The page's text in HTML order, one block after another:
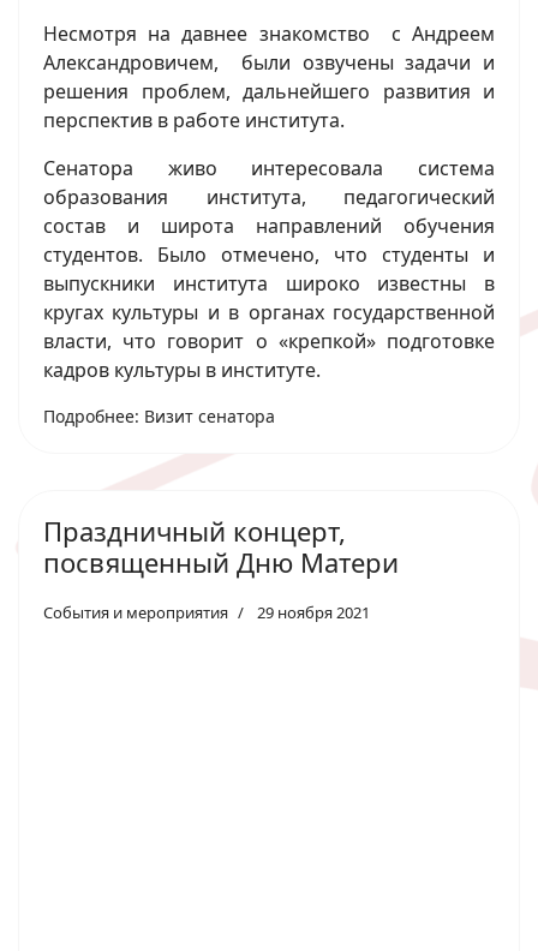
Несмотря на давнее знакомство с Андреем
Александровичем, были озвучены задачи и
решения проблем, дальнейшего развития и
перспектив в работе института.
Сенатора живо интересовала система
образования института, педагогический
состав и широта направлений обучения
студентов. Было отмечено, что студенты и
выпускники института широко известны в
кругах культуры и в органах государственной
власти, что говорит о «крепкой» подготовке
кадров культуры в институте.
Подробнее: Визит сенатора
Праздничный концерт,
посвященный Дню Матери
События и мероприятия 29 ноября 2021